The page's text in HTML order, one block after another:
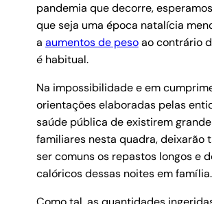
pandemia que decorre,
que seja uma época natalícia
a aumentos de pesoao contrário
é habitual.
Na impossibilidade e em
orientações elaboradas pelas
saúde pública de existirem
familiares nesta quadra, deixarão
ser comuns os repastos longos e
calóricos dessas noites em família.